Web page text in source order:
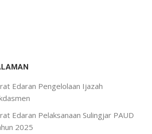
Edaran Pengelolaan Ijazah
Edaran Pelaksanaan Sulingjar PAUD
2025